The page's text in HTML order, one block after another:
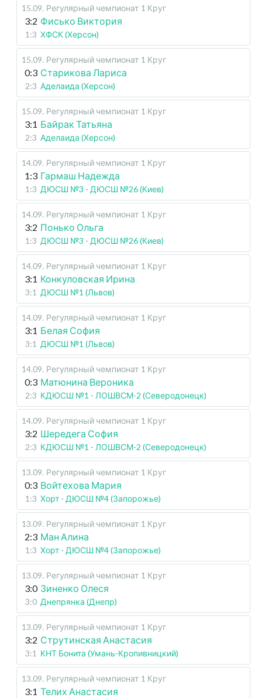
15.09. Регулярный чемпионат 1 Круг
3:2 Фисько Виктория
1:3 ХФСК (Херсон)
15.09. Регулярный чемпионат 1 Круг
0:3 Старикова Лариса
2:3 Аделаида (Херсон)
15.09. Регулярный чемпионат 1 Круг
3:1 Байрак Татьяна
2:3 Аделаида (Херсон)
14.09. Регулярный чемпионат 1 Круг
1:3 Гармаш Надежда
1:3 ДЮСШ №3 - ДЮСШ №26 (Киев)
14.09. Регулярный чемпионат 1 Круг
3:2 Понько Ольга
1:3 ДЮСШ №3 - ДЮСШ №26 (Киев)
14.09. Регулярный чемпионат 1 Круг
3:1 Конкуловская Ирина
3:1 ДЮСШ №1 (Львов)
14.09. Регулярный чемпионат 1 Круг
3:1 Белая София
3:1 ДЮСШ №1 (Львов)
14.09. Регулярный чемпионат 1 Круг
0:3 Матюнина Вероника
2:3 КДЮСШ №1 - ЛОШВСМ-2 (Северодонецк)
14.09. Регулярный чемпионат 1 Круг
3:2 Шередега София
2:3 КДЮСШ №1 - ЛОШВСМ-2 (Северодонецк)
13.09. Регулярный чемпионат 1 Круг
0:3 Войтехова Мария
1:3 Хорт - ДЮСШ №4 (Запорожье)
13.09. Регулярный чемпионат 1 Круг
2:3 Ман Алина
1:3 Хорт - ДЮСШ №4 (Запорожье)
13.09. Регулярный чемпионат 1 Круг
3:0 Зиненко Олеся
3:0 Днепрянка (Днепр)
13.09. Регулярный чемпионат 1 Круг
3:2 Струтинская Анастасия
3:1 КНТ Бонита (Умань-Кропивницкий)
13.09. Регулярный чемпионат 1 Круг
3:1 Телих Анастасия